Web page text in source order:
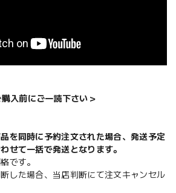
購入前にご一読下さい＞
を同時に予約注文された場合、発送予定
せて一括で発送となります。
です。
した場合、当店判断にて注文キャンセル